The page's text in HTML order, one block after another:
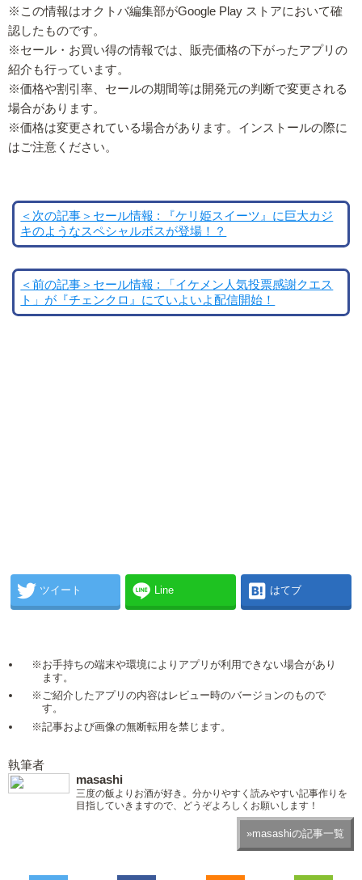
※この情報はオクトバ編集部がGoogle Play ストアにおいて確
認したものです。
※セール・お買い得の情報では、販売価格の下がったアプリの
紹介も行っています。
※価格や割引率、セールの期間等は開発元の判断で変更される
場合があります。
※価格は変更されている場合があります。インストールの際に
はご注意ください。
＜次の記事＞セール情報 : 『ケリ姫スイーツ』に巨大カジ
キのようなスペシャルボスが登場！？
＜前の記事＞セール情報 : 「イケメン人気投票感謝クエス
ト」が『チェンクロ』にていよいよ配信開始！
ツイート Line はてブ
※お手持ちの端末や環境によりアプリが利用できない場合があり
ます。
※ご紹介したアプリの内容はレビュー時のバージョンのもので
す。
※記事および画像の無断転用を禁じます。
執筆者
masashi
三度の飯よりお酒が好き。分かりやすく読みやすい記事作りを
目指していきますので、どうぞよろしくお願いします！
»masashiの記事一覧